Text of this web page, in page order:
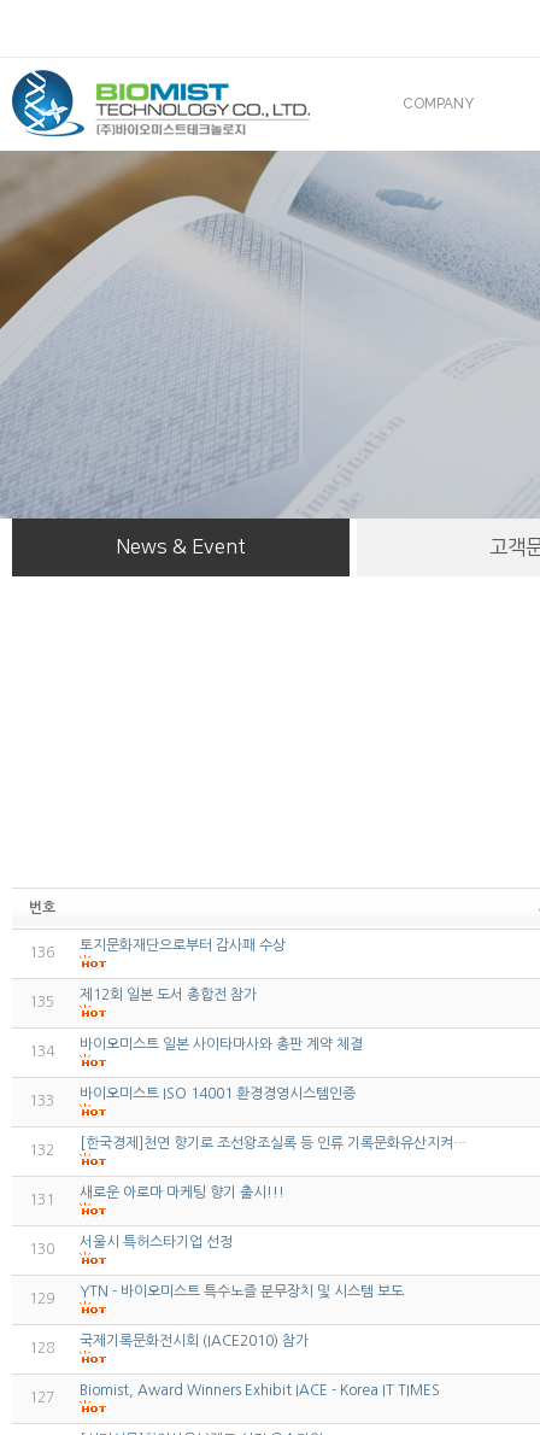
COMPANY
조직도
산업재산권
News & Event 고객
번호
136 토지문화재단으로부터 감사패 수상
135 제12회 일본 도서 총합전 참가
134 바이오미스트 일본 사이타마사와 총판 계약 체결
133 바이오미스트 ISO 14001 환경경영시스템인증
132 [한국경제]천연 향기로 조선왕조실록 등 인류 기록문화유산지켜…
131 새로운 아로마 마케팅 향기 출시!!!
130 서울시 특허스타기업 선정
129 YTN - 바이오미스트 특수노즐 분무장치 및 시스템 보도
128 국제기록문화전시회 (IACE2010) 참가
127 Biomist, Award Winners Exhibit IACE - Korea IT TIMES